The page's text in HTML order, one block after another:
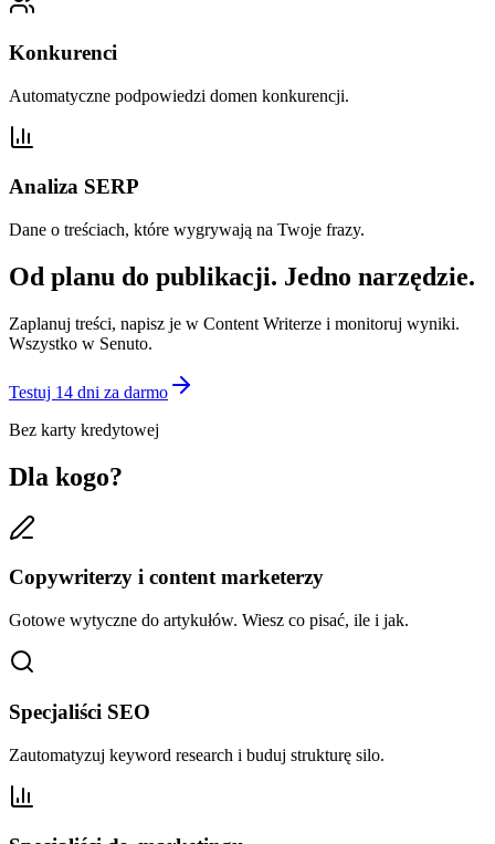
Konkurenci
Automatyczne podpowiedzi domen konkurencji.
Analiza SERP
Dane o treściach, które wygrywają na Twoje frazy.
Od planu do publikacji. Jedno narzędzie.
Zaplanuj treści, napisz je w Content Writerze i monitoruj wyniki.
Wszystko w Senuto.
Testuj 14 dni za darmo
Bez karty kredytowej
Dla kogo?
Copywriterzy i content marketerzy
Gotowe wytyczne do artykułów. Wiesz co pisać, ile i jak.
Specjaliści SEO
Zautomatyzuj keyword research i buduj strukturę silo.